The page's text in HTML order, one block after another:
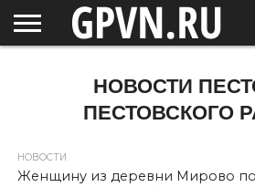
ОБЛАСТЬ
НОВОСТИ
СОСЕДЕЙ
СПЕЦПРОЕКТЫ
ФОТОРЕПОРТАЖИ
ИНТЕРВЬЮ
ОБЪЕКТЫ
ПОДБОРКИНОВОСТИ
ПЕСТОВСКОГО
НОВОСТИ
Женщину из деревни Мирово